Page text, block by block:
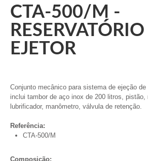
CTA-500/M -
RESERVATÓRIO
EJETOR
Conjunto mecânico para sistema de ejeção de
inclui tambor de aço inox de 200 litros, pistão,
lubrificador, manômetro, válvula de retenção.
Referência:
CTA-500/M
Composição: